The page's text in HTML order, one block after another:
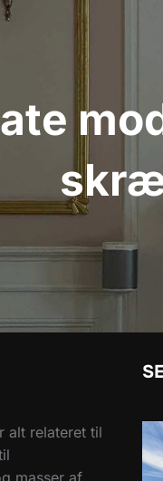
alt relateret til
masser af